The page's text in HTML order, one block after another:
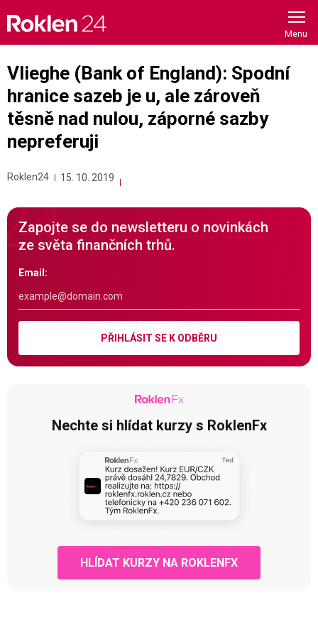
content
Vlieghe (Bank of England): Spodní
hranice sazeb je u, ale zároveň
těsně nad nulou, záporné sazby
nepreferuji
Roklen24 15. 10. 2019
Zapojte se do newsletteru o novinkách
ze světa finančních trhů.
Email:
PŘIHLÁSIT SE K ODBĚRU
Nechte si hlídat kurzy s RoklenFx
HLÍDAT KURZY NA ROKLENFX